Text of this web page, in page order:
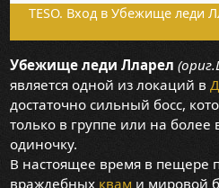
TESO. Вход в Убежище леди
Убежище леди Лларел
является одной из локаций в
достаточно сильный босс,
только в группе или на более
одиночку.
В настоящее время в пещере
враждебных квам и мировой